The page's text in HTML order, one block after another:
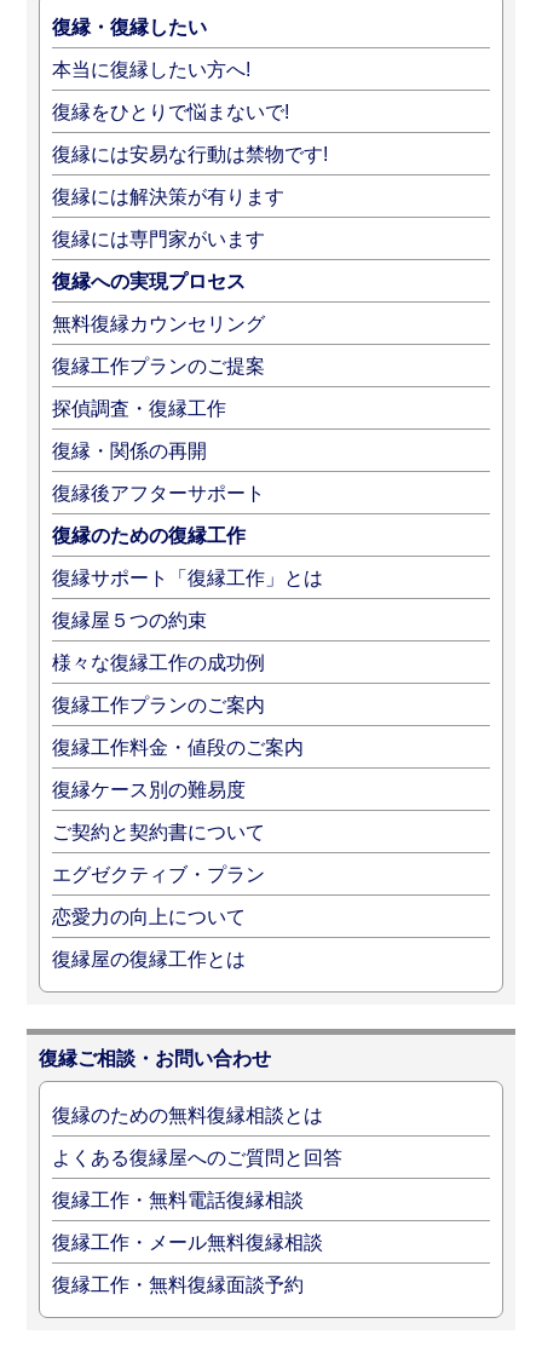
復縁・復縁したい
本当に復縁したい方へ!
復縁をひとりで悩まないで!
復縁には安易な行動は禁物です!
復縁には解決策が有ります
復縁には専門家がいます
復縁への実現プロセス
無料復縁カウンセリング
復縁工作プランのご提案
探偵調査・復縁工作
復縁・関係の再開
復縁後アフターサポート
復縁のための復縁工作
復縁サポート「復縁工作」とは
復縁屋５つの約束
様々な復縁工作の成功例
復縁工作プランのご案内
復縁工作料金・値段のご案内
復縁ケース別の難易度
ご契約と契約書について
エグゼクティブ・プラン
恋愛力の向上について
復縁屋の復縁工作とは
復縁ご相談・お問い合わせ
復縁のための無料復縁相談とは
よくある復縁屋へのご質問と回答
復縁工作・無料電話復縁相談
復縁工作・メール無料復縁相談
復縁工作・無料復縁面談予約